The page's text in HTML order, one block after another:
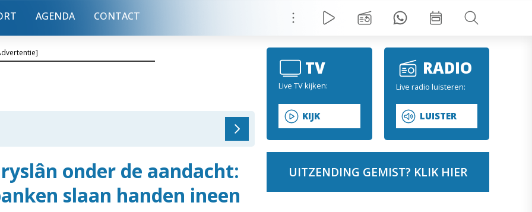
AGENDA CONTACT
onder de aandacht:
slaan handen ineen
TV
Live TV kijken:
KIJK
RADIO
Live radio luisteren:
LUISTER
UITZENDING GEMIST? KLIK HIER